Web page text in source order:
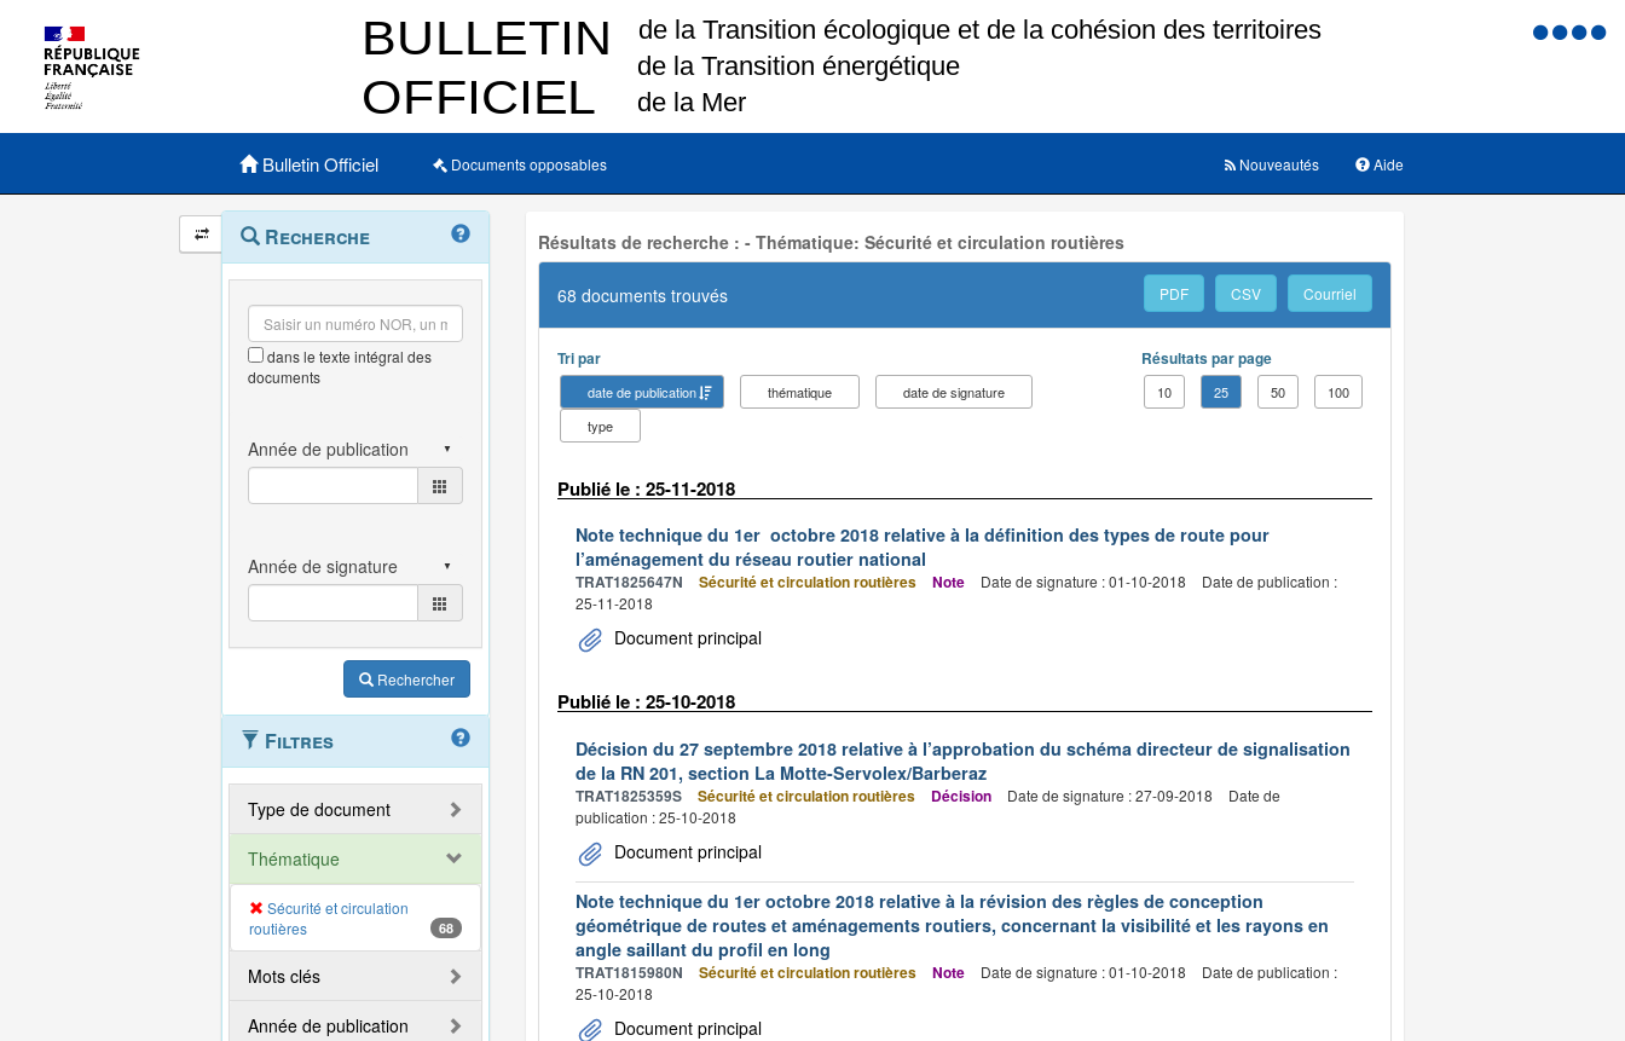
Menu
Menu principal
Bulletin Officiel Documents opposables Aide
Nouveautés
Navigation
et
outils
annexes
Menu
contextuel
Recherche
dans le texte intégral des
documents
Rechercher
Filtres
Type de document
Thématique
Sécurité et circulation
routières
68
Mots clés
Année de publication
Résultats de recherche : - Thématique: Sécurité et circulation routières
68 documents trouvés PDF CSV Courriel
Tri par
date de publication thématique
date de signature
type
Résultats par page
10 25 50 100
Publié le : 25-11-2018
Note technique du 1er octobre 2018 relative à la définition des types de route pour
l’aménagement du réseau routier national
TRAT1825647N Sécurité et circulation routières Note Date de signature : 01-10-2018
Date de publication :
25-11-2018
Document principal
Publié le : 25-10-2018
Décision du 27 septembre 2018 relative à l’approbation du schéma directeur de signalisation
de la RN 201, section La Motte-Servolex/Barberaz
TRAT1825359S Sécurité et circulation routières Décision Date de signature : 27-09-2018
Date de
publication : 25-10-2018
Document principal
Note technique du 1er octobre 2018 relative à la révision des règles de conception
géométrique de routes et aménagements routiers, concernant la visibilité et les rayons en
angle saillant du profil en long
TRAT1815980N Sécurité et circulation routières Note Date de signature : 01-10-2018
Date de publication :
25-10-2018
Document principal